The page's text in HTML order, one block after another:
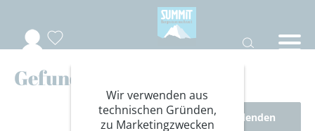
Gefundene Reisen
Filter ausblenden
Wir verwenden aus
technischen Gründen,
zu Marketingzwecken